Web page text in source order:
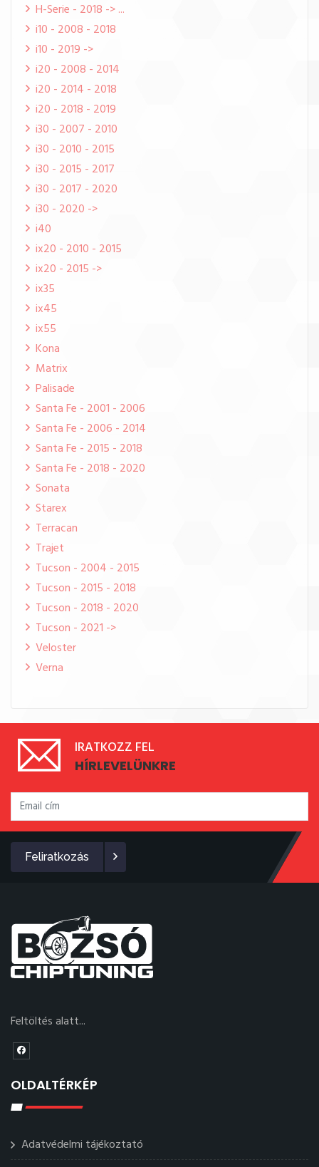
H-Serie - 2018 -> ...
i10 - 2008 - 2018
i10 - 2019 ->
i20 - 2008 - 2014
i20 - 2014 - 2018
i20 - 2018 - 2019
i30 - 2007 - 2010
i30 - 2010 - 2015
i30 - 2015 - 2017
i30 - 2017 - 2020
i30 - 2020 ->
i40
ix20 - 2010 - 2015
ix20 - 2015 ->
ix35
ix45
ix55
Kona
Matrix
Palisade
Santa Fe - 2001 - 2006
Santa Fe - 2006 - 2014
Santa Fe - 2015 - 2018
Santa Fe - 2018 - 2020
Sonata
Starex
Terracan
Trajet
Tucson - 2004 - 2015
Tucson - 2015 - 2018
Tucson - 2018 - 2020
Tucson - 2021 ->
Veloster
Verna
IRATKOZZ FEL
HÍRLEVELÜNKRE
Feliratkozás
Feltöltés alatt...
OLDALTÉRKÉP
Adatvédelmi tájékoztató